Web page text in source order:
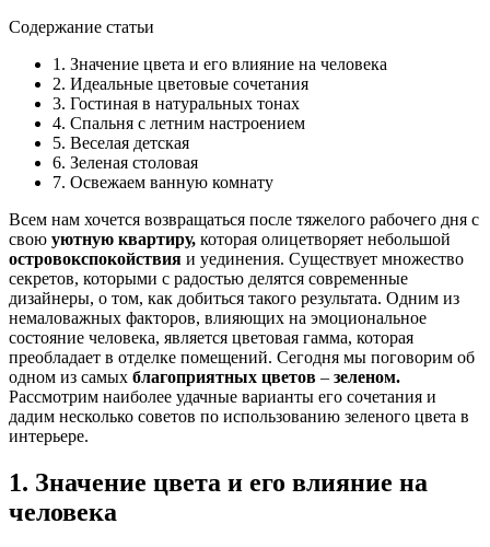
Содержание статьи
1. Значение цвета и его влияние на человека
2. Идеальные цветовые сочетания
3. Гостиная в натуральных тонах
4. Спальня с летним настроением
5. Веселая детская
6. Зеленая столовая
7. Освежаем ванную комнату
Всем нам хочется возвращаться после тяжелого рабочего дня с
свою уютную квартиру, которая олицетворяет небольшой
островокспокойствия и уединения. Существует множество
секретов, которыми с радостью делятся современные
дизайнеры, о том, как добиться такого результата. Одним из
немаловажных факторов, влияющих на эмоциональное
состояние человека, является цветовая гамма, которая
преобладает в отделке помещений. Сегодня мы поговорим об
одном из самых благоприятных цветов – зеленом.
Рассмотрим наиболее удачные варианты его сочетания и
дадим несколько советов по использованию зеленого цвета в
интерьере.
1. Значение цвета и его влияние на
человека